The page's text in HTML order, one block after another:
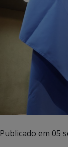
Publicado em 05